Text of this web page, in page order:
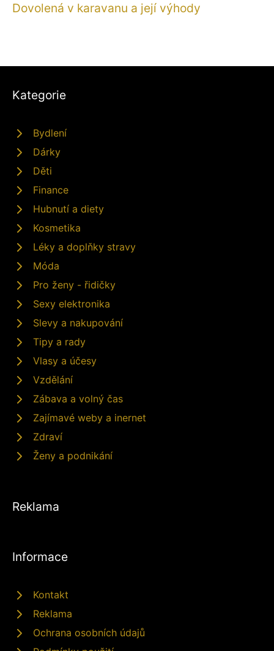
Dovolená v karavanu a její výhody
Kategorie
Bydlení
Dárky
Děti
Finance
Hubnutí a diety
Kosmetika
Léky a doplňky stravy
Móda
Pro ženy - řidičky
Sexy elektronika
Slevy a nakupování
Tipy a rady
Vlasy a účesy
Vzdělání
Zábava a volný čas
Zajímavé weby a inernet
Zdraví
Ženy a podnikání
Reklama
Informace
Kontakt
Reklama
Ochrana osobních údajů